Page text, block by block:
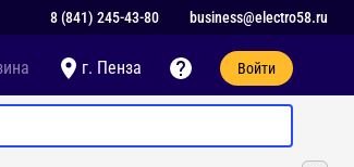
8 (841) 245-43-80 business@electro58.ru
г. Пенза Войти